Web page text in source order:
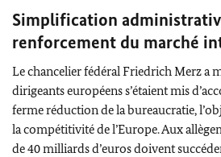
Simplification
renforcement du marché
Le chancelier fédéral Friedrich Merza
dirigeants européens s’étaient mis
ferme réduction de la bureaucratie,
la compétitivité de l’Europe. Aux
de 40 milliards d’euros doivent